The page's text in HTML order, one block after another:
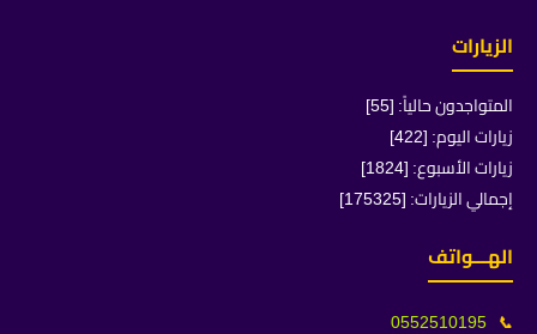
الزيارات
المتواجدون حالياً: [55]
زيارات اليوم: [422]
زيارات الأسبوع: [1824]
إجمالي الزيارات: [175325]
الهـــواتف
📞
0552510195